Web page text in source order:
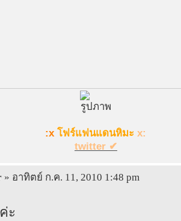
:x โฟร์แฟนแดนหิมะ x:
twitter ✔
» อาทิตย์ ก.ค. 11, 2010 1:48 pm
ะ